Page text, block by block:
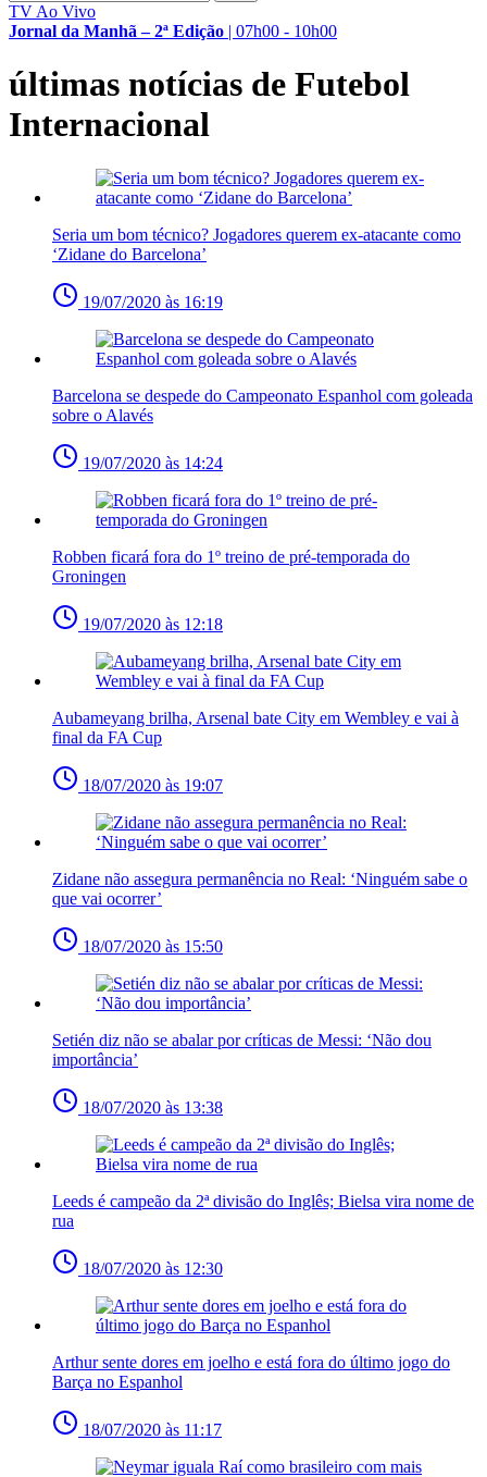
TV Ao Vivo
Jornal da Manhã – 2ª Edição | 07h00 - 10h00
últimas notícias de Futebol
Internacional
Seria um bom técnico? Jogadores querem ex-atacante como
‘Zidane do Barcelona’
19/07/2020 às 16:19
Barcelona se despede do Campeonato Espanhol com goleada
sobre o Alavés
19/07/2020 às 14:24
Robben ficará fora do 1º treino de pré-temporada do
Groningen
19/07/2020 às 12:18
Aubameyang brilha, Arsenal bate City em Wembley e vai à
final da FA Cup
18/07/2020 às 19:07
Zidane não assegura permanência no Real: ‘Ninguém sabe o
que vai ocorrer’
18/07/2020 às 15:50
Setién diz não se abalar por críticas de Messi: ‘Não dou
importância’
18/07/2020 às 13:38
Leeds é campeão da 2ª divisão do Inglês; Bielsa vira nome de
rua
18/07/2020 às 12:30
Arthur sente dores em joelho e está fora do último jogo do
Barça no Espanhol
18/07/2020 às 11:17